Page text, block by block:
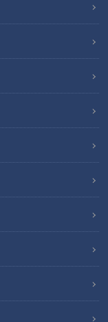
の遭遇』では、道マ
県にある“廃道”を巡
に立ち入らないでく
めてご紹介します）